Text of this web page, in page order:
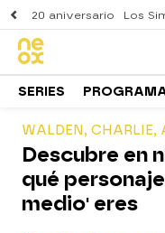
20 aniversario Los
SERIES
WALDEN, CHARLIE,
Descubre en
qué
medio' eres